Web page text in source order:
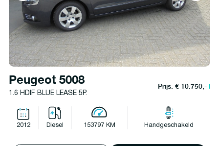
Peugeot 5008
1.6 HDIF BLUE LEASE 5P.
Prijs: € 10.750,-l
2012 Diesel 153797 KM Handgeschakeld